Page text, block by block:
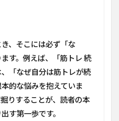
、そこには必ず「な
す。例えば、「筋トレ 続
「なぜ自分は筋トレが続
的な悩みを抱えていま
りすることが、読者の本
す第一歩です。